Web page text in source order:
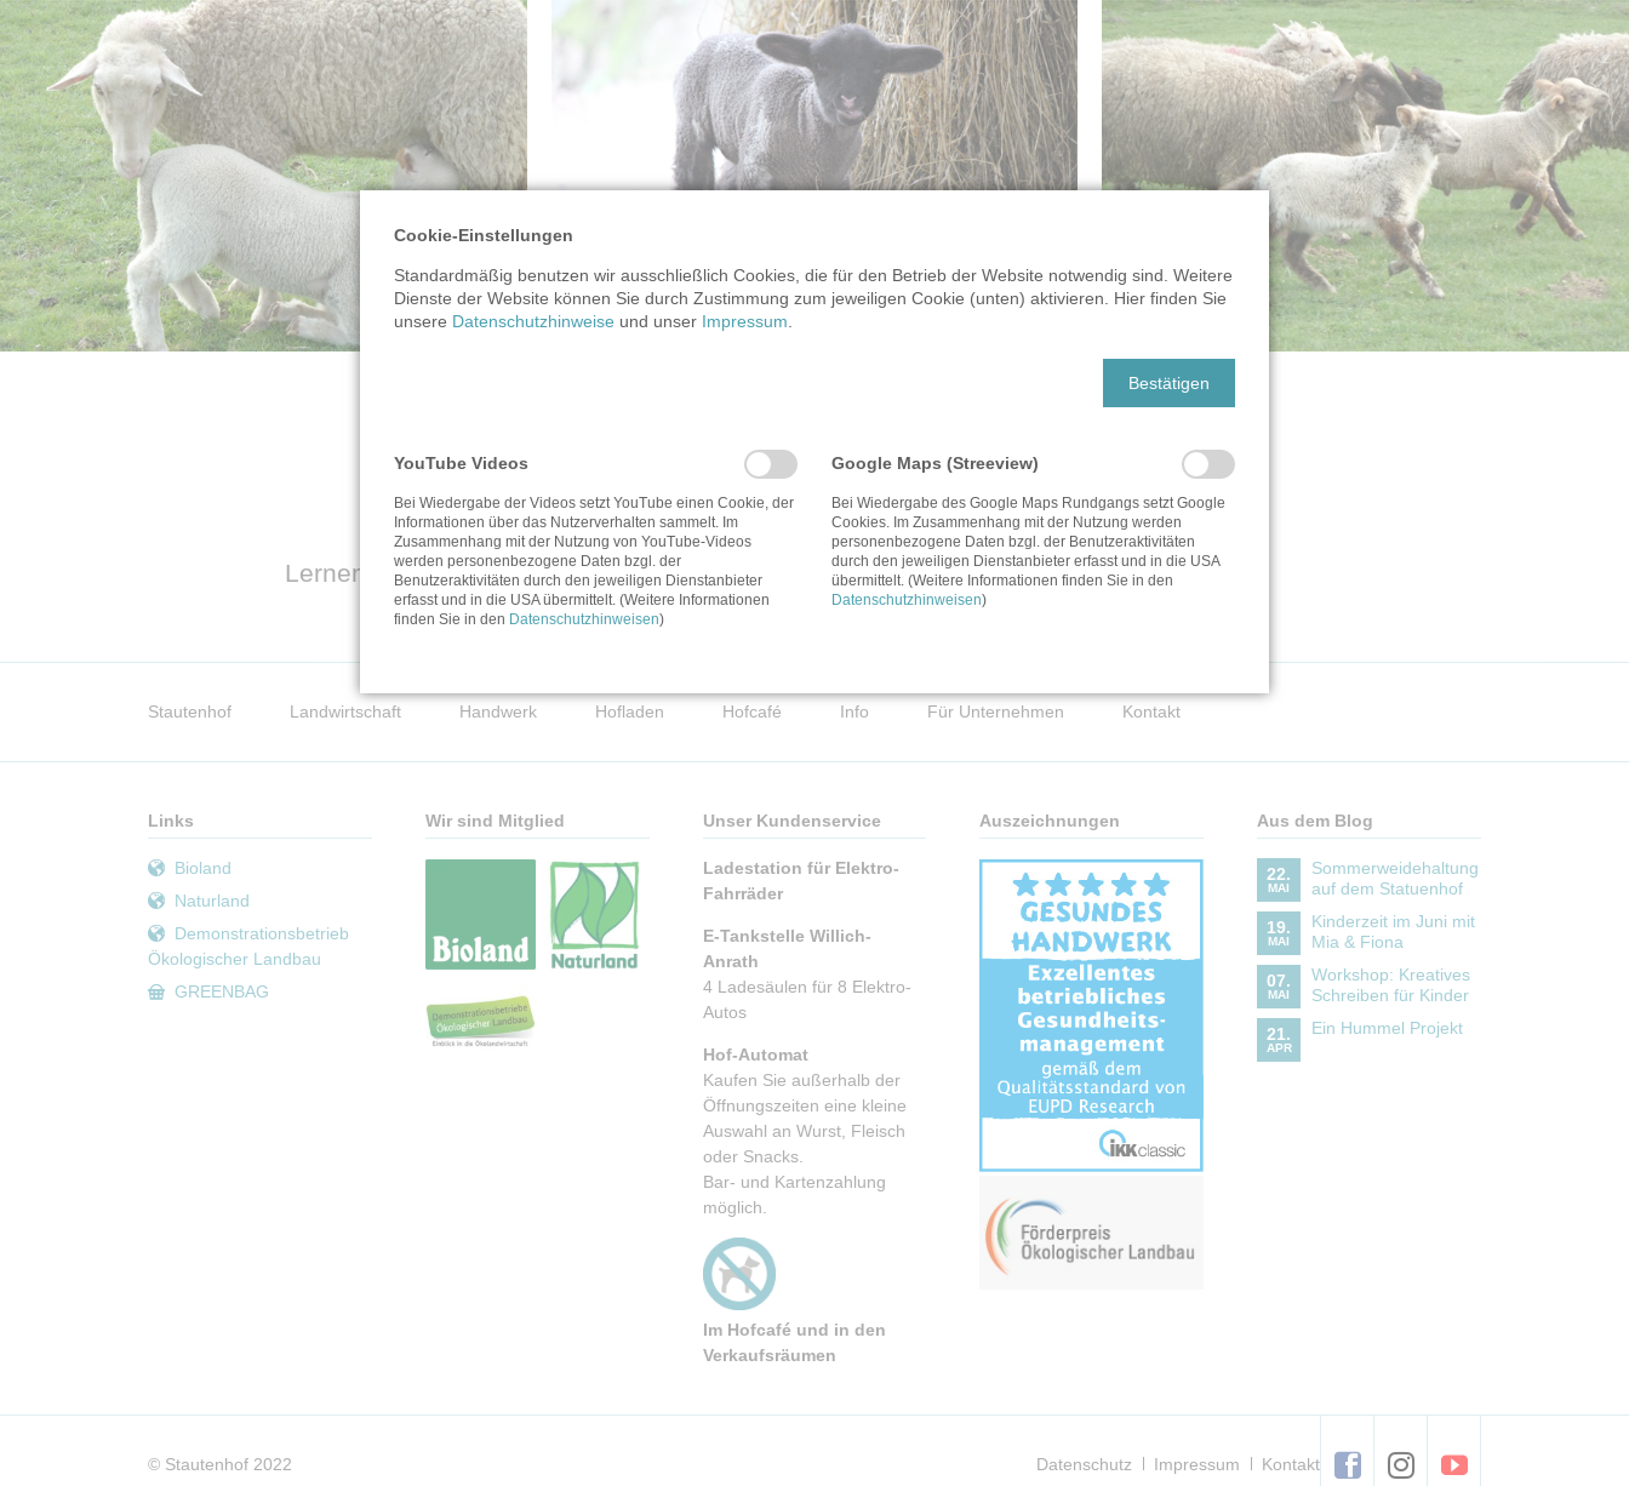
Lernen Sie unsere Weidehähnchen kennen
Stautenhof Landwirtschaft Handwerk Hofladen Hofcafé Info Für Unternehmen Kontakt
Links
Bioland
Naturland
Demonstrationsbetrieb
Ökologischer Landbau
GREENBAG
Wir sind Mitglied Unser Kundenservice
Ladestation für Elektro-
Fahrräder
E-Tankstelle Willich-
Anrath
4 Ladesäulen für 8 Elektro-
Autos
Hof-Automat
Kaufen Sie außerhalb der
Öffnungszeiten eine kleine
Auswahl an Wurst, Fleisch
oder Snacks.
Bar- und Kartenzahlung
möglich.
Im Hofcafé und in den
Verkaufsräumen
Auszeichnungen Aus dem Blog
22.
MAI
Sommerweidehaltung
auf dem Statuenhof
19.
MAI
Kinderzeit im Juni mit
Mia & Fiona
07.
MAI
Workshop: Kreatives
Schreiben für Kinder
21.
APR
Ein Hummel Projekt
© Stautenhof 2022
Navigation
Datenschutz Impressum Kontakt
Cookie-Einstellungen
Standardmäßig benutzen wir ausschließlich Cookies, die für den Betrieb der Website notwendig sind. Weitere
Dienste der Website können Sie durch Zustimmung zum jeweiligen Cookie (unten) aktivieren. Hier finden Sie
unsere Datenschutzhinweise und unser Impressum
Bestätigen
YouTube Videos
Bei Wiedergabe der Videos setzt YouTube einen Cookie, der
Informationen über das Nutzerverhalten sammelt. Im
Zusammenhang mit der Nutzung von YouTube-Videos
werden personenbezogene Daten bzgl. der
Benutzeraktivitäten durch den jeweiligen Dienstanbieter
erfasst und in die USA übermittelt. (Weitere Informationen
finden Sie in den Datenschutzhinweisen)
Google Maps (Streeview)
Bei Wiedergabe des Google Maps Rundgangs setzt Google
Cookies. Im Zusammenhang mit der Nutzung werden
personenbezogene Daten bzgl. der Benutzeraktivitäten
durch den jeweiligen Dienstanbieter erfasst und in die USA
übermittelt. (Weitere Informationen finden Sie in den
Datenschutzhinweisen)